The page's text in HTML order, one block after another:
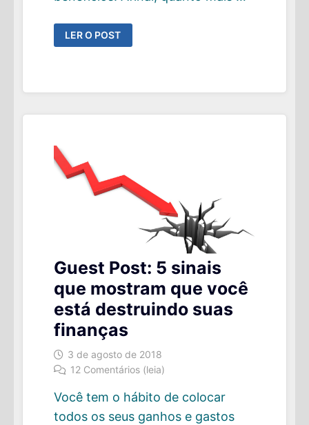
GUEST
POST:
SE
MAIS
E
LER O POST
Guest Post: 5 sinais
que mostram que você
está destruindo suas
finanças
3 de agosto de 2018
12 Comentários (leia)
Você tem o hábito de colocar
todos os seus ganhos e gastos